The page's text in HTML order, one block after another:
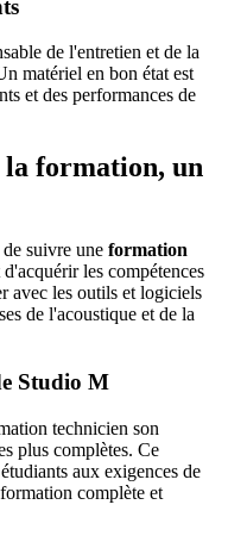
de l'entretien et de la
matériel en bon état est
et des performances de
la formation, un
suivre une formation
les compétences
avec les outils et logiciels
de l'acoustique et de la
Studio M
technicien son
plus complètes. Ce
aux exigences de
complète et